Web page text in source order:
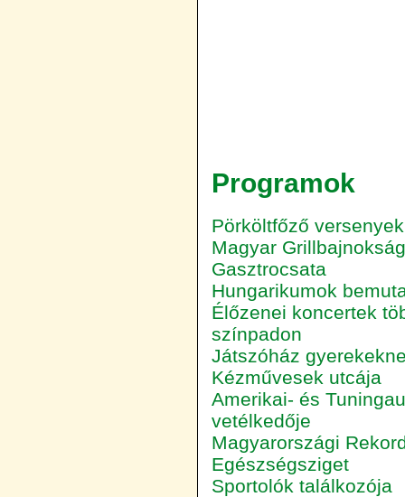
Programok
Pörköltfőző versenyek
Magyar Grillbajnokság
Gasztrocsata
Hungarikumok
Élőzenei koncertek
színpadon
Játszóház
Kézművesek utcája
Amerikai- és
vetélkedője
Magyarországi
Egészségsziget
Sportolók találkozója